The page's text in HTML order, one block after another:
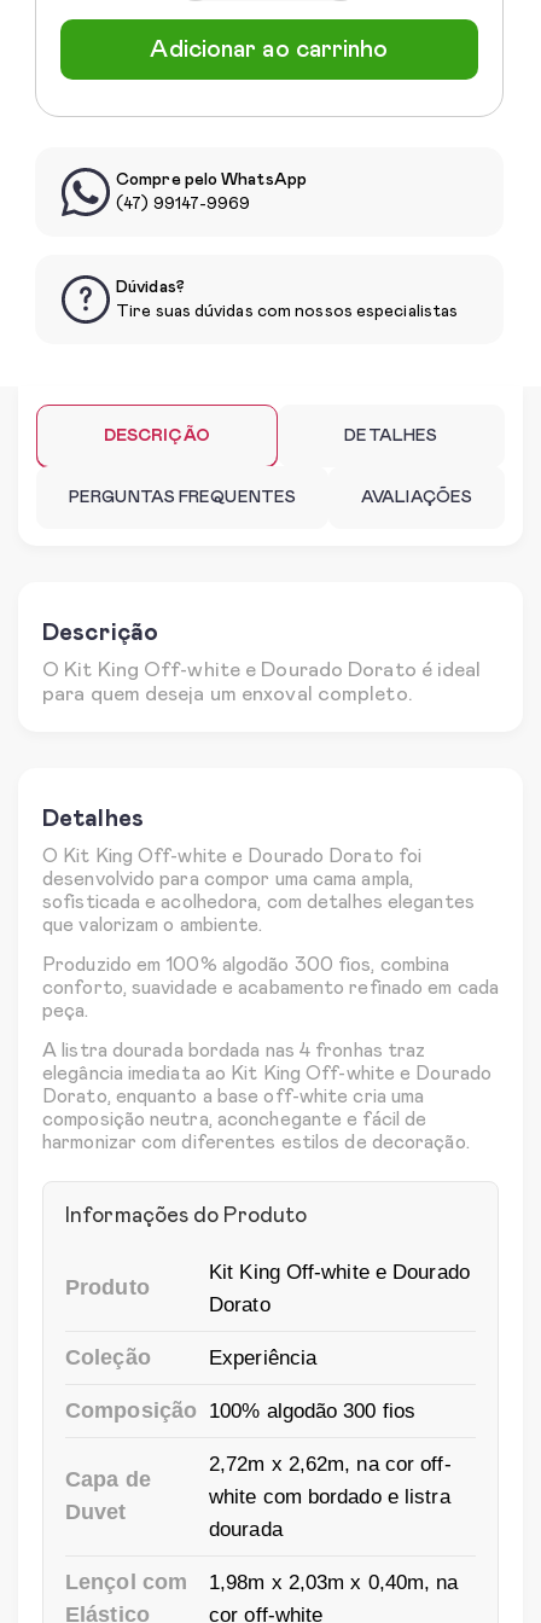
Adicionar ao carrinho
Compre pelo WhatsApp
(47) 99147-9969
Dúvidas?
Tire suas dúvidas com nossos especialistas
DESCRIÇÃO DETALHES
PERGUNTAS FREQUENTES AVALIAÇÕES
Descrição
O Kit King Off-white e Dourado Dorato é ideal
para quem deseja um enxoval completo.
Detalhes
O Kit King Off-white e Dourado Dorato foi
desenvolvido para compor uma cama ampla,
sofisticada e acolhedora, com detalhes elegantes
que valorizam o ambiente.
Produzido em 100% algodão 300 fios, combina
conforto, suavidade e acabamento refinado em cada
peça.
A listra dourada bordada nas 4 fronhas traz
elegância imediata ao Kit King Off-white e Dourado
Dorato, enquanto a base off-white cria uma
composição neutra, aconchegante e fácil de
harmonizar com diferentes estilos de decoração.
Informações do Produto
Produto
Kit King Off-white e Dourado
Dorato
Coleção Experiência
Composição 100% algodão 300 fios
Capa de
Duvet
2,72m x 2,62m, na cor off-
white com bordado e listra
dourada
Lençol com
Elástico
1,98m x 2,03m x 0,40m, na
cor off-white